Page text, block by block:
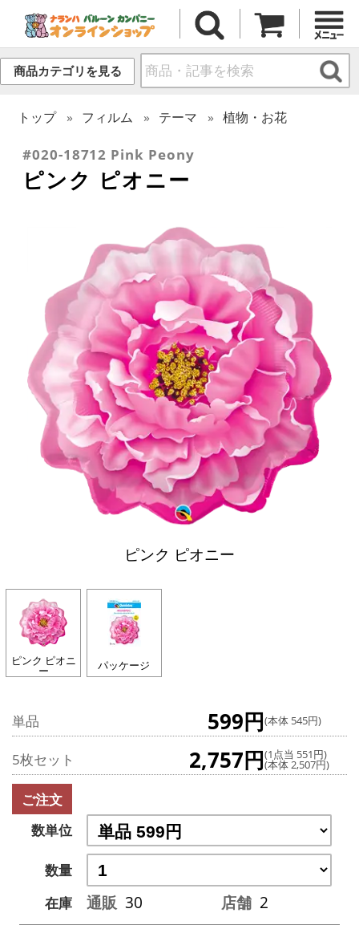
商品カテゴリを見る
トップ フィルム テーマ 植物・お花
#020-18712 Pink Peony
ピンク ピオニー
ピンク ピオニー
ピンク ピオニ
ー パッケージ
単品 599円(本体 545円)
5枚セット 2,757円(1点当 551円)
(本体 2,507円)
ご注文
数単位
数量
在庫
通販 30 店舗 2